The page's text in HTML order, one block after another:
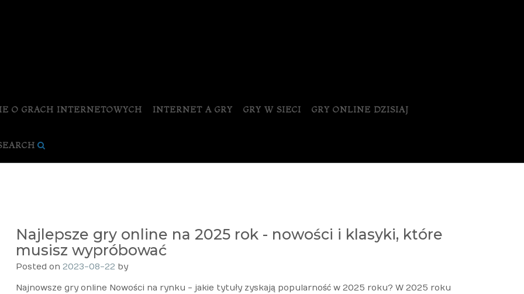
O GRACH INTERNETOWYCH INTERNET A GRY GRY W SIECI GRY ONLINE DZISIAJ
Najlepsze gry online na 2025 rok - nowości i klasyki, które
musisz wypróbować
Posted on 2023-08-22 by
Najnowsze gry online Nowości na rynku - jakie tytuły zyskają popularność w 2025 roku? W 2025 roku